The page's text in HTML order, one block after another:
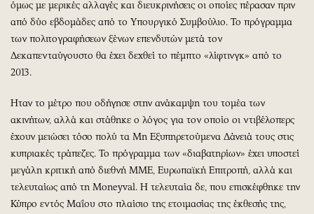
Περιβάλλον
Ελλάδα
Κόσμος
Σινεμά
Θέατρο-Χορός
Μουσική
Εικαστικά
Βιβλίο
Χειρόγραφα
Ταξίδια
Συνταγές
Έξοδος
Media
Wine routes
Podcasts
Uncut
Προσφορές
Προσωπικότητες στην ''Κ''
Επιστολές
όμως με μερικές αλλαγές και διευκρινήσεις οι οποίες πέρασαν πριν
από δύο εβδομάδες από το Υπουργικό Συμβούλιο. Το πρόγραμμα
των πολιτογραφήσεων ξένων επενδυτών μετά τον
Δεκαπενταύγουστο θα έχει δεχθεί το πέμπτο «λίφτινγκ» από το
2013.
Ηταν το μέτρο που οδήγησε στην ανάκαμψη του τομέα των
ακινήτων, αλλά και στάθηκε ο λόγος για τον οποίο οι ντιβέλοπερς
έχουν μειώσει τόσο πολύ τα Μη Εξυπηρετούμενα Δάνειά τους στις
κυπριακές τράπεζες. Το πρόγραμμα των «διαβατηρίων» έχει υποστεί
μεγάλη κριτική από διεθνή ΜΜΕ, Ευρωπαϊκή Επιτροπή, αλλά και
τελευταίως από τη Moneyval. Η τελευταία δε, που επισκέφθηκε την
Κύπρο εντός Μαΐου στο πλαίσιο της ετοιμασίας της έκθεσής της,